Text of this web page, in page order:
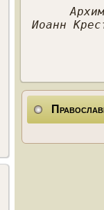
Иоанн